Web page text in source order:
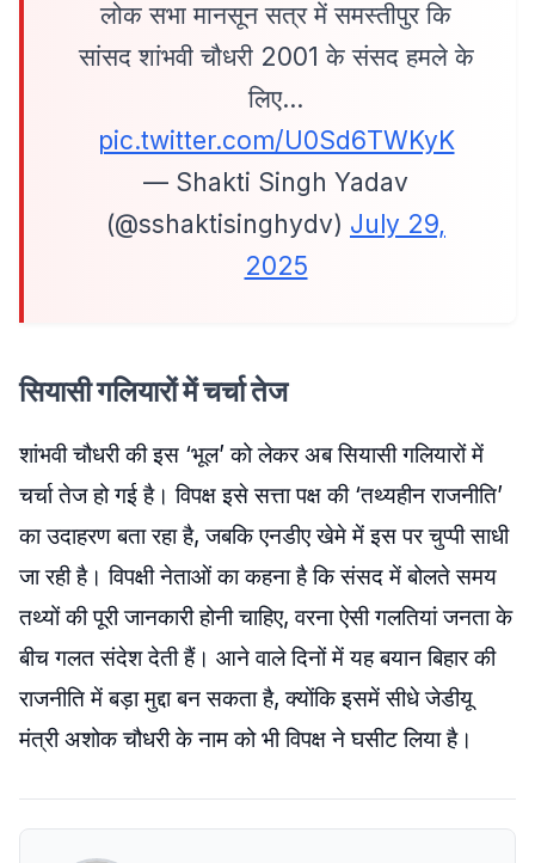
लोक सभा मानसून सत्र में समस्तीपुर कि
सांसद शांभवी चौधरी 2001 के संसद हमले के
लिए…
pic.twitter.com/U0Sd6TWKyK
— Shakti Singh Yadav
(@sshaktisinghydv) July 29,
2025
सियासी गलियारों में चर्चा तेज
शांभवी चौधरी की इस ‘भूल’ को लेकर अब सियासी गलियारों में
चर्चा तेज हो गई है। विपक्ष इसे सत्ता पक्ष की ‘तथ्यहीन राजनीति’
का उदाहरण बता रहा है, जबकि एनडीए खेमे में इस पर चुप्पी साधी
जा रही है। विपक्षी नेताओं का कहना है कि संसद में बोलते समय
तथ्यों की पूरी जानकारी होनी चाहिए, वरना ऐसी गलतियां जनता के
बीच गलत संदेश देती हैं। आने वाले दिनों में यह बयान बिहार की
राजनीति में बड़ा मुद्दा बन सकता है, क्योंकि इसमें सीधे जेडीयू
मंत्री अशोक चौधरी के नाम को भी विपक्ष ने घसीट लिया है।